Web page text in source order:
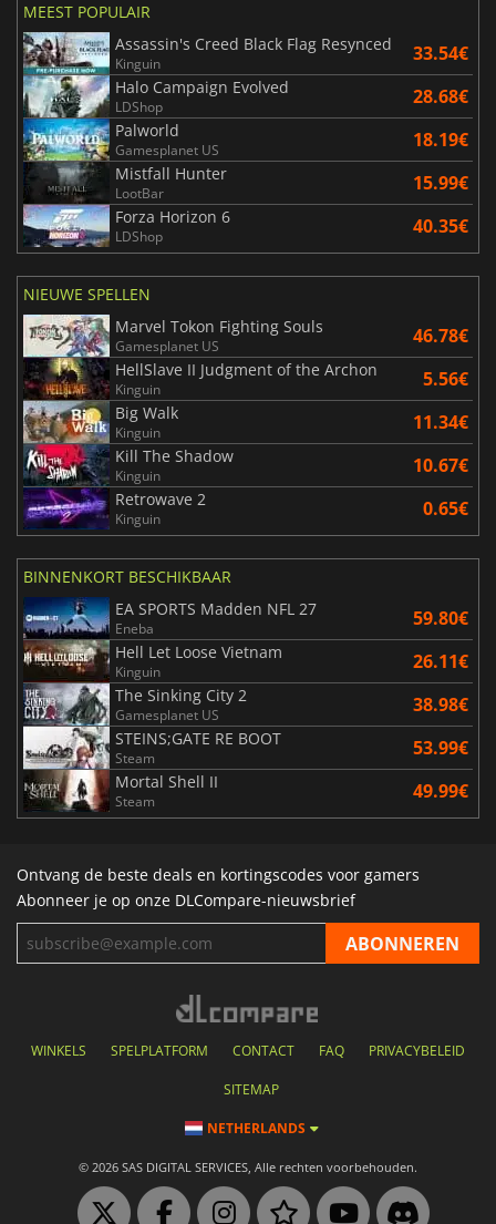
MEEST POPULAIR
Assassin's Creed Black Flag Resynced
Kinguin 33.54€
Halo Campaign Evolved
LDShop 28.68€
Palworld
Gamesplanet US 18.19€
Mistfall Hunter
LootBar 15.99€
Forza Horizon 6
LDShop 40.35€
NIEUWE SPELLEN
Marvel Tokon Fighting Souls
Gamesplanet US 46.78€
HellSlave II Judgment of the Archon
Kinguin 5.56€
Big Walk
Kinguin 11.34€
Kill The Shadow
Kinguin 10.67€
Retrowave 2
Kinguin 0.65€
BINNENKORT BESCHIKBAAR
EA SPORTS Madden NFL 27
Eneba 59.80€
Hell Let Loose Vietnam
Kinguin 26.11€
The Sinking City 2
Gamesplanet US 38.98€
STEINS;GATE RE BOOT
Steam 53.99€
Mortal Shell II
Steam 49.99€
Ontvang de beste deals en kortingscodes voor gamers
Abonneer je op onze DLCompare-nieuwsbrief
WINKELS SPELPLATFORM CONTACT FAQ PRIVACYBELEID
SITEMAP
NETHERLANDS
© 2026 SAS DIGITAL SERVICES, Alle rechten voorbehouden.